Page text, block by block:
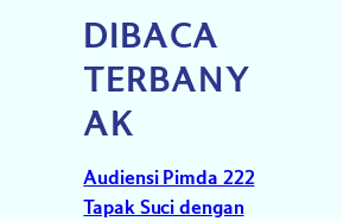
DIBACA
TERBANY
AK
Audiensi Pimda 222
Tapak Suci dengan